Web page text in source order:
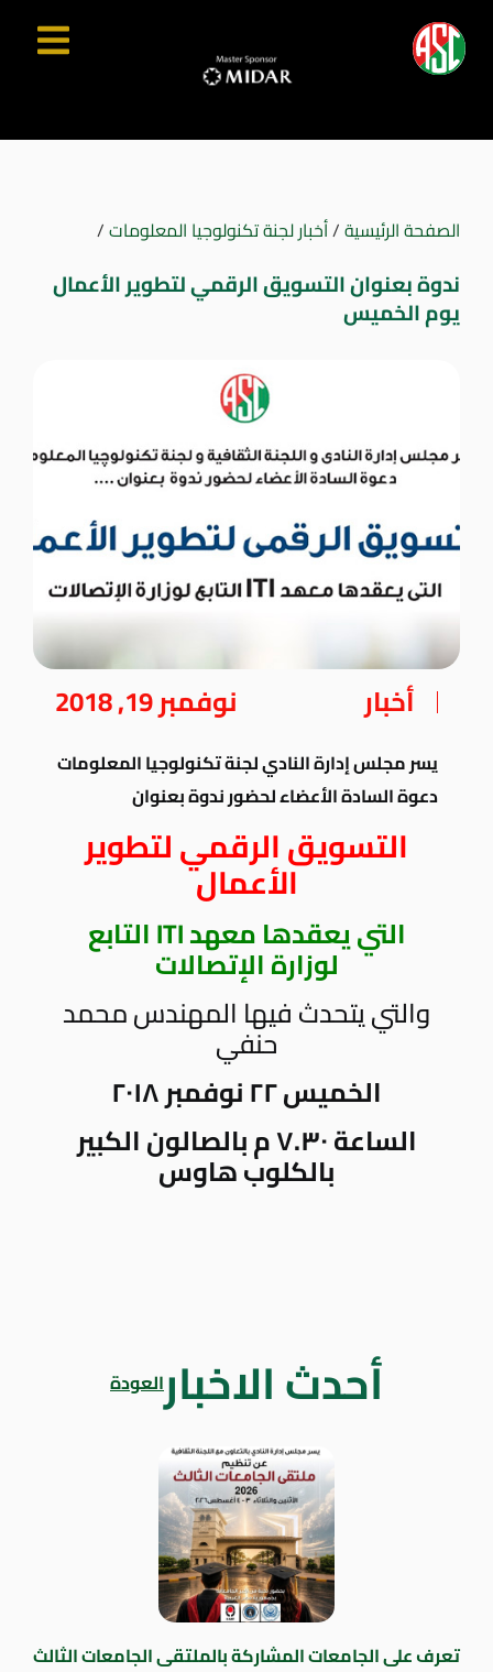
الصفحة الرئيسية/أخبار لجنة تكنولوجيا المعلومات/
ندوة بعنوان التسويق الرقمي لتطوير الأعمال
يوم الخميس
أخبار نوفمبر 19, 2018
يسر مجلس إدارة النادي لجنة تكنولوجيا المعلومات
دعوة السادة الأعضاء لحضور ندوة بعنوان
التسويق الرقمي لتطوير
الأعمال
التي يعقدها معهد ITI التابع
لوزارة الإتصالات
والتي يتحدث فيها المهندس محمد
حنفي
الخميس ٢٢ نوفمبر ٢٠١٨
الساعة ٧.٣٠ م بالصالون الكبير
بالكلوب هاوس
أحدث الاخبارالعودة
تعرف على الجامعات المشاركة بالملتقى الجامعات الثالث